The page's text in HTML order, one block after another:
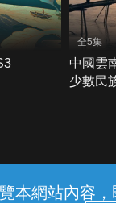
本網站內容
全5集
中國雲
少數民
隱私權保護